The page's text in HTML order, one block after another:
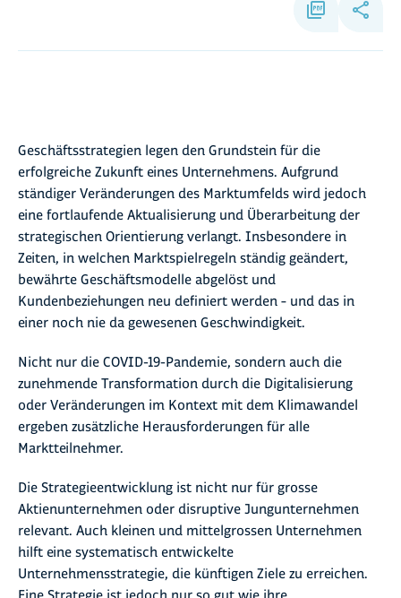
Geschäftsstrategien legen den Grundstein für die
erfolgreiche Zukunft eines Unternehmens. Aufgrund
ständiger Veränderungen des Marktumfelds wird jedoch
eine fortlaufende Aktualisierung und Überarbeitung der
strategischen Orientierung verlangt. Insbesondere in
Zeiten, in welchen Marktspielregeln ständig geändert,
bewährte Geschäftsmodelle abgelöst und
Kundenbeziehungen neu definiert werden – und das in
einer noch nie da gewesenen Geschwindigkeit.
Nicht nur die COVID-19-Pandemie, sondern auch die
zunehmende Transformation durch die Digitalisierung
oder Veränderungen im Kontext mit dem Klimawandel
ergeben zusätzliche Herausforderungen für alle
Marktteilnehmer.
Die Strategieentwicklung ist nicht nur für grosse
Aktienunternehmen oder disruptive Jungunternehmen
relevant. Auch kleinen und mittelgrossen Unternehmen
hilft eine systematisch entwickelte
Unternehmensstrategie, die künftigen Ziele zu erreichen.